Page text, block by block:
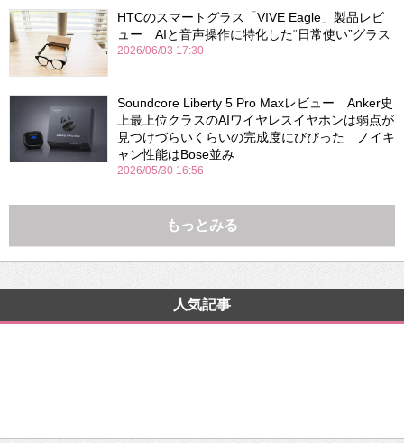
HTCのスマートグラス「VIVE Eagle」製品レビ
ュー AIと音声操作に特化した“日常使い”グラス
2026/06/03 17:30
Soundcore Liberty 5 Pro Maxレビュー Anker史
上最上位クラスのAIワイヤレスイヤホンは弱点が
見つけづらいくらいの完成度にびびった ノイキ
ャン性能はBose並み
2026/05/30 16:56
もっとみる
人気記事